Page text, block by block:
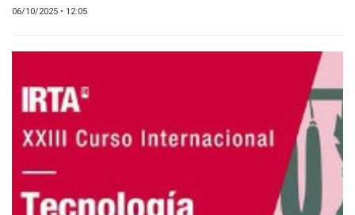
EVENTOS Y
CAPACITACIONES
DIRECTORIO
MEDIA KIT
06/10/2025 • 12:05